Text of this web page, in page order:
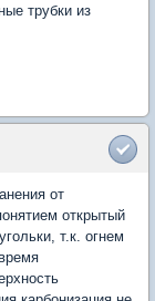
трубки из
от
открытый
т.к. огнем